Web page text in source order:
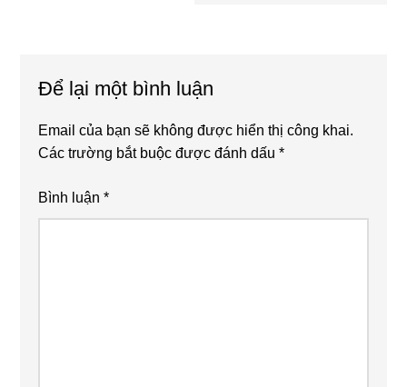
Để lại một bình luận
Email của bạn sẽ không được hiển thị công khai.
Các trường bắt buộc được đánh dấu*
Bình luận*